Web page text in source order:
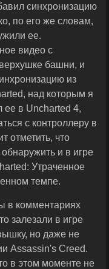
синхронизацию
по его же словам,
ее.
видео с
башни, и
из
над которым я
ее в Uncharted 4,
с контроллеру в
отметить, что
и в игре
Утраченное
темпе.
в комментариях
залезали в игре
но даже не
Assassin's Creed.
в этом моменте не